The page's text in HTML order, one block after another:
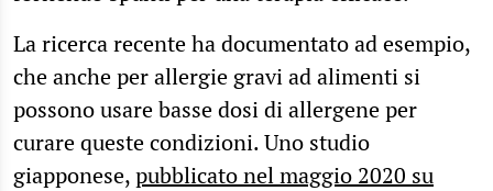
La ricerca recente ha documentato ad esempio,
che anche per allergie gravi ad alimenti si
possono usare basse dosi di allergene per
curare queste condizioni. Uno studio
giapponese,pubblicato nel maggio 2020 su